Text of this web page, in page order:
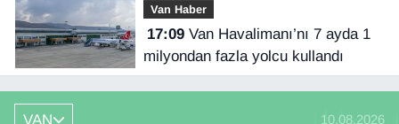
Van Haber
17:09Van Havalimanı’nı 7 ayda 1
milyondan fazla yolcu kullandı
VAN 10.08.2026